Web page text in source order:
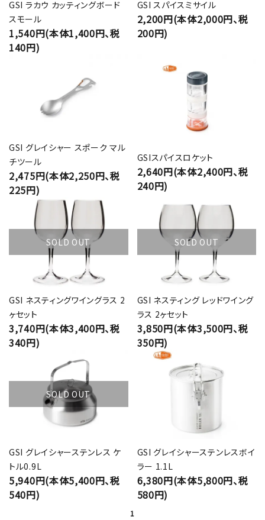
GSI ラカウ カッティングボード
スモール
1,540円(本体1,400円、税
140円)
GSI スパイスミサイル
2,200円(本体2,000円、税
200円)
GSI グレイシャー スポーク マル
チツール
2,475円(本体2,250円、税
225円)
GSIスパイスロケット
2,640円(本体2,400円、税
240円)
SOLD OUT
GSI ネスティングワイングラス 2
ヶセット
3,740円(本体3,400円、税
340円)
SOLD OUT
GSI ネスティング レッドワイング
ラス 2ヶセット
3,850円(本体3,500円、税
350円)
SOLD OUT
GSI グレイシャーステンレス ケ
トル0.9L
5,940円(本体5,400円、税
540円)
GSI グレイシャーステンレスボイ
ラー 1.1L
6,380円(本体5,800円、税
580円)
1